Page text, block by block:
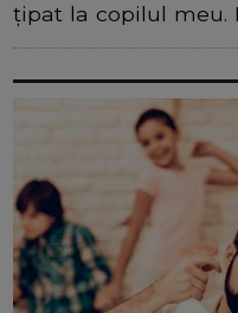
țipat la copilul meu.